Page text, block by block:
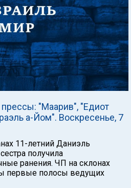
"Маарив", "Едиот
а-Йом". Воскресенье, 7
11-летний Даниэль
получила
ранения. ЧП на склонах
первые полосы ведущих